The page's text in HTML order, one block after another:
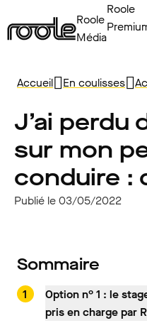
Roole
Média
Roole
Accueil En coulisses
J’ai perdu
sur mon
conduire :
Publié le 03/05/2022
Sommaire
Option n° 1 : le
pris en charge par